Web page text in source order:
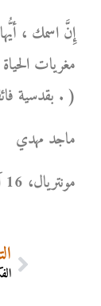
إِنَّ اسمك ،
مغريات الحياة
بقدسية فائقة . )
ماجد مهدي
مونتریال، 16 آب ۲۰۰۰